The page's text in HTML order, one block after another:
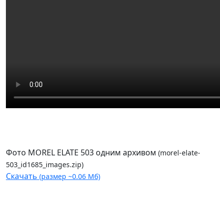
Фото MOREL ELATE 503 одним архивом (morel-elate-
503_id1685_images.zip)
Скачать (размер ~0.06 Мб)